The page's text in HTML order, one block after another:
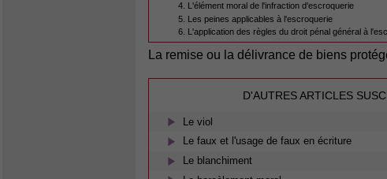
4. L'élément moral de l'infraction d'escroquerie
5. Les peines applicables à l'escroquerie
6. L'application des règles du droit pénal général à
La remise ou la délivrance de biens
D'AUTRES ARTICLES
Le viol
Le faux et l'usage de faux en écriture
Le blanchiment